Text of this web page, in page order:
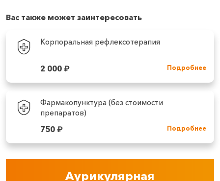
Вас также может заинтересовать
Корпоральная рефлексотерапия
2 000₽ Подробнее
Фармакопунктура (без стоимости
препаратов)
750₽ Подробнее
Аурикулярная